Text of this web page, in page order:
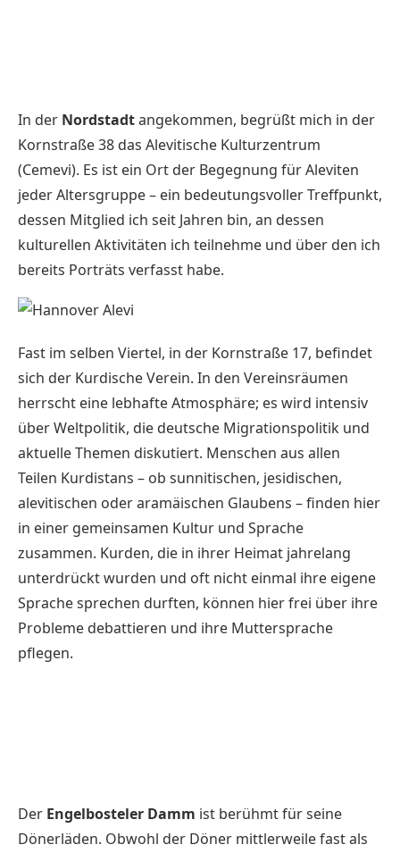
In der Nordstadtangekommen, begrüßt mich in der
Kornstraße 38 das Alevitische Kulturzentrum
(Cemevi). Es ist ein Ort der Begegnung für Aleviten
jeder Altersgruppe – ein bedeutungsvoller Treffpunkt,
dessen Mitglied ich seit Jahren bin, an dessen
kulturellen Aktivitäten ich teilnehme und über den ich
bereits Porträts verfasst habe.
Fast im selben Viertel, in der Kornstraße 17, befindet
sich der Kurdische Verein. In den Vereinsräumen
herrscht eine lebhafte Atmosphäre; es wird intensiv
über Weltpolitik, die deutsche Migrationspolitik und
aktuelle Themen diskutiert. Menschen aus allen
Teilen Kurdistans – ob sunnitischen, jesidischen,
alevitischen oder aramäischen Glaubens – finden hier
in einer gemeinsamen Kultur und Sprache
zusammen. Kurden, die in ihrer Heimat jahrelang
unterdrückt wurden und oft nicht einmal ihre eigene
Sprache sprechen durften, können hier frei über ihre
Probleme debattieren und ihre Muttersprache
pflegen.
Der Engelbosteler Damm ist berühmt für seine
Dönerläden. Obwohl der Döner mittlerweile fast als